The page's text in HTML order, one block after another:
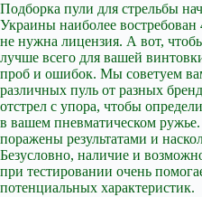
Подборка пули для стрельбы
Украины наиболее
не нужна лицензия. А вот,
лучше всего для вашей
проб и ошибок. Мы советуем
различных пуль от разных
отстрел с упора, чтобы
в вашем пневматическом
поражены результатами и
Безусловно, наличие и
при тестировании очень
потенциальных характеристик.